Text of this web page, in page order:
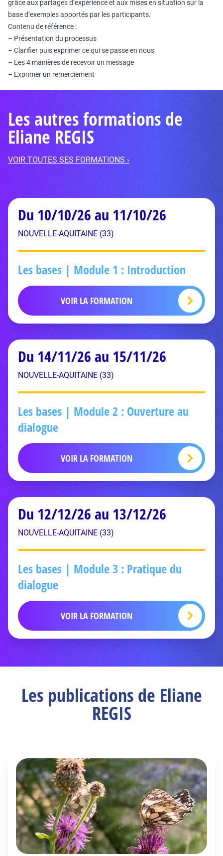
grâce aux partages d’expérience et aux mises en situation sur la
base d’exemples apportés par les participants.
Contenu de référence :
– Présentation du processus
– Clarifier puis exprimer ce qui se passe en nous
– Les 4 manières de recevoir un message
– Exprimer un remerciement
Les autres formations de
Eliane REGIS
VOIR TOUTES SES FORMATIONS ›
Du 10/10/26 au 11/10/26
NOUVELLE-AQUITAINE (33)
Les bases | Module 1 : Introduction
VOIR LA FORMATION
Du 14/11/26 au 15/11/26
NOUVELLE-AQUITAINE (33)
Les bases | Module 2 : Ouverture au
dialogue
VOIR LA FORMATION
Du 12/12/26 au 13/12/26
NOUVELLE-AQUITAINE (33)
Les bases | Module 3 : Pratique du
dialogue
VOIR LA FORMATION
Les publications de Eliane
REGIS